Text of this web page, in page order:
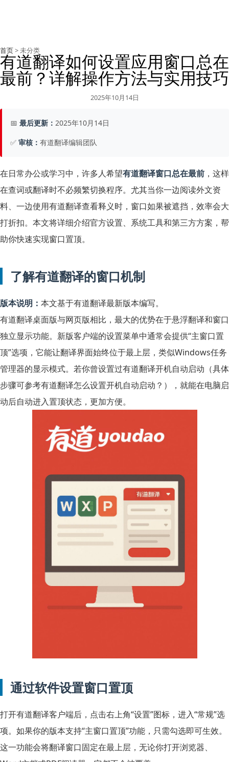
首页> 未分类
有道翻译如何设置应用窗口总在
最前？详解操作方法与实用技巧
2025年10月14日
📅 最后更新： 2025年10月14日
✅ 审核： 有道翻译编辑团队
在日常办公或学习中，许多人希望有道翻译窗口总在最前 ，这样
在查词或翻译时不必频繁切换程序。尤其当你一边阅读外文资
料、一边使用有道翻译查看释义时，窗口如果被遮挡，效率会大
打折扣。本文将详细介绍官方设置、系统工具和第三方方案，帮
助你快速实现窗口置顶。
了解有道翻译的窗口机制
版本说明： 本文基于有道翻译最新版本编写。
有道翻译桌面版与网页版相比，最大的优势在于悬浮翻译和窗口
独立显示功能。新版客户端的设置菜单中通常会提供“主窗口置
顶”选项，它能让翻译界面始终位于最上层，类似Windows任务
管理器的显示模式。若你曾设置过有道翻译开机自动启动（具体
步骤可参考有道翻译怎么设置开机自动启动？ ），就能在电脑启
动后自动进入置顶状态，更加方便。
通过软件设置窗口置顶
打开有道翻译客户端后，点击右上角“设置”图标，进入“常规”选
项。如果你的版本支持“主窗口置顶”功能，只需勾选即可生效。
这一功能会将翻译窗口固定在最上层，无论你打开浏览器、